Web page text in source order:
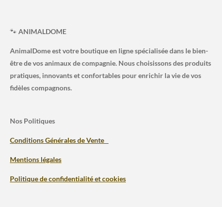
🐾 ANIMALDOME
AnimalDome est votre boutique en ligne spécialisée dans le bien-
être de vos animaux de compagnie. Nous choisissons des produits
pratiques, innovants et confortables pour enrichir la vie de vos
fidèles compagnons.
Nos Politiques
Conditions Générales de Vente
Mentions légales
Politique de confidentialité et cookies